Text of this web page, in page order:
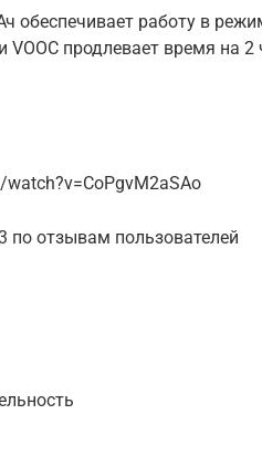
обеспечивает работу в
продлевает время на
по отзывам пользователей